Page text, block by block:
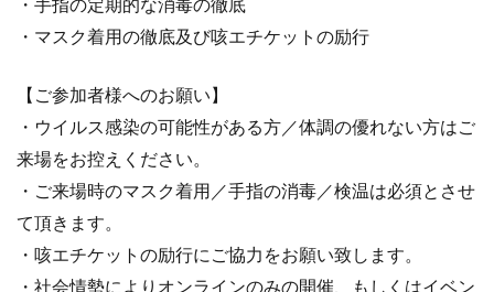
・マスク着用の徹底及び咳エチケットの励行
【ご参加者様へのお願い】
・ウイルス感染の可能性がある方／体調の優れない方はご
来場をお控えください。
・ご来場時のマスク着用／手指の消毒／検温は必須とさせ
て頂きます。
・咳エチケットの励行にご協力をお願い致します。
・社会情勢によりオンラインのみの開催、もしくはイベン